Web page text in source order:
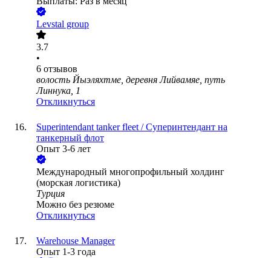
Levstal group
3.7
•
6 отзывов
волость Йыэляхтме, деревня Лийвамяе, путь
Линнука, 1
Откликнуться
Superintendant tanker fleet / Суперинтендант на
танкерный флот
Опыт 3-6 лет
Международный многопрофильный холдинг
(морская логистика)
Турция
Можно без резюме
Откликнуться
Warehouse Manager
Опыт 1-3 года